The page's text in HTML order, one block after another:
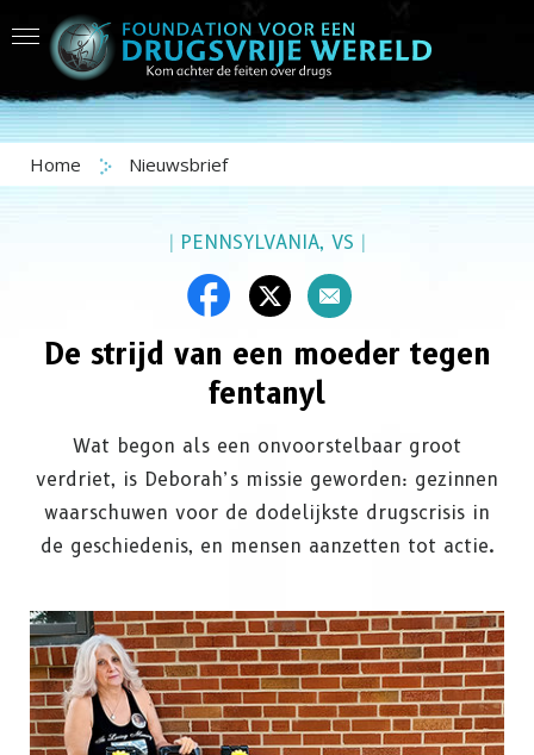
Home Nieuwsbrief
| PENNSYLVANIA, VS |
De strijd van een moeder tegen
fentanyl
Wat begon als een onvoorstelbaar groot
verdriet, is Deborah’s missie geworden: gezinnen
waarschuwen voor de dodelijkste drugscrisis in
de geschiedenis, en mensen aanzetten tot actie.